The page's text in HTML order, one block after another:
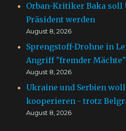
Orban-Kritiker Baka soll
Präsident werden
August 8, 2026
Sprengstoff-Drohne in
Angriff "fremder Mächte"
August 8, 2026
Ukraine und Serbien
kooperieren - trotz
August 8, 2026